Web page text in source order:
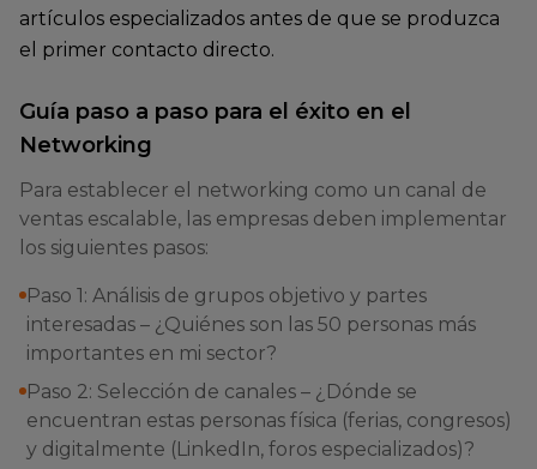
artículos especializados antes de que se produzca
el primer contacto directo.
Guía paso a paso para el éxito en el
Networking
Para establecer el networking como un canal de
ventas escalable, las empresas deben implementar
los siguientes pasos:
Paso 1: Análisis de grupos objetivo y partes
interesadas – ¿Quiénes son las 50 personas más
importantes en mi sector?
Paso 2: Selección de canales – ¿Dónde se
encuentran estas personas física (ferias, congresos)
y digitalmente (LinkedIn, foros especializados)?